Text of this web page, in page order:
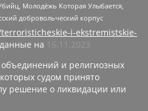
Молодёжь Которая Улыбается,
добровольческий корпус
i-ekstremistskie-
данные на 16.11.2023
и религиозных
судом принято
решение о ликвидации или